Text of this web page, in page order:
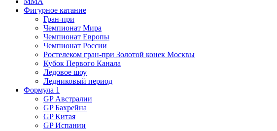
Фигурное катание
Гран-при
Чемпионат Мира
Чемпионат Европы
Чемпионат России
Ростелеком гран-при Золотой конек Москвы
Кубок Первого Канала
Ледовое шоу
Ледниковый период
Формула 1
GP Австралии
GP Бахрейна
GP Китая
GP Испании